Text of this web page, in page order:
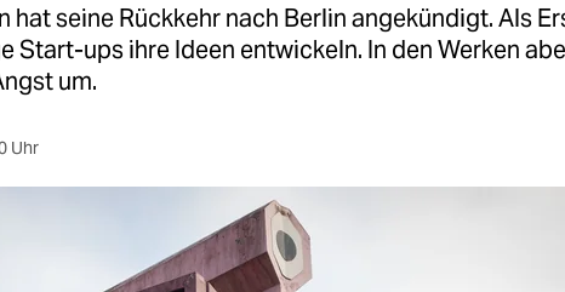
hat seine Rückkehr nach Berlin angekündigt. Als
Start-ups ihre Ideen entwickeln. In den Werken
um.
Uhr